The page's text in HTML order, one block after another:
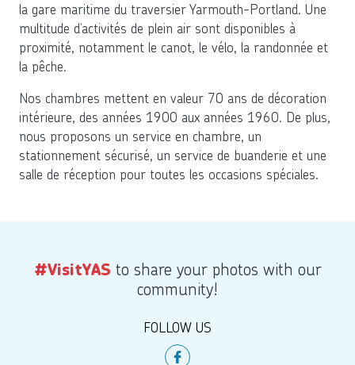
la gare maritime du traversier Yarmouth-Portland. Une
multitude d’activités de plein air sont disponibles à
proximité, notamment le canot, le vélo, la randonnée et
la pêche.
Nos chambres mettent en valeur 70 ans de décoration
intérieure, des années 1900 aux années 1960. De plus,
nous proposons un service en chambre, un
stationnement sécurisé, un service de buanderie et une
salle de réception pour toutes les occasions spéciales.
#VisitYAS to share your photos with our
community!
FOLLOW US